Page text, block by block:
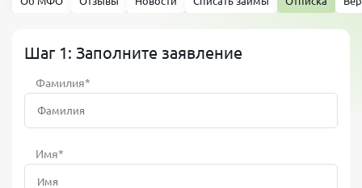
Шаг 1: Заполните заявление
Фамилия*
Имя*